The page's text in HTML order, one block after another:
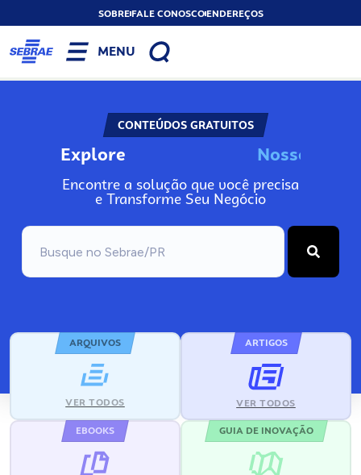
SOBREFALE CONOSCOENDEREÇOS
MENU
CONTEÚDOS GRATUITOS
Explore No
Encontre a solução que você precisa
e Transforme Seu Negócio
ARQUIVOS
VER TODOS
ARTIGOS
VER TODOS
EBOOKS GUIA DE INOVAÇÃO